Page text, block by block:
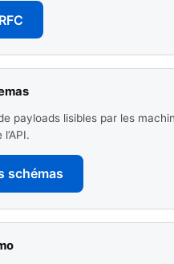
payloads lisibles par les
schémas